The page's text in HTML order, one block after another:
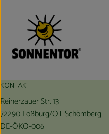
KONTAKT
Reinerzauer Str. 13
72290 Loßburg/OT Schömberg
DE-ÖKO-006